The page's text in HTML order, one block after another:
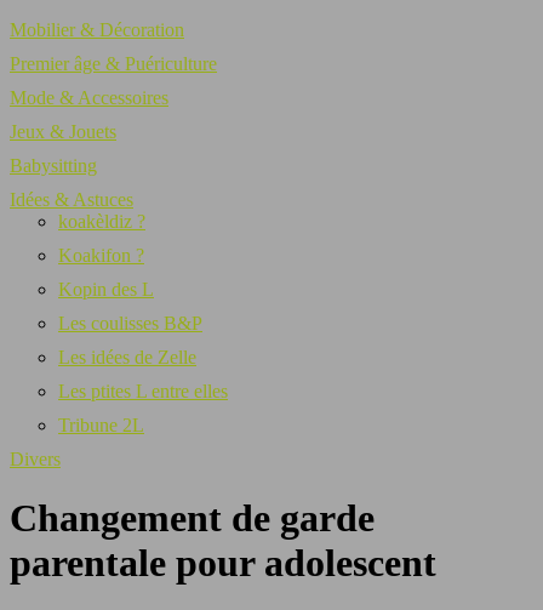
Mobilier & Décoration
Premier âge & Puériculture
Mode & Accessoires
Jeux & Jouets
Babysitting
Idées & Astuces
koakèldiz ?
Koakifon ?
Kopin des L
Les coulisses B&P
Les idées de Zelle
Les ptites L entre elles
Tribune 2L
Divers
Changement de garde
parentale pour adolescent